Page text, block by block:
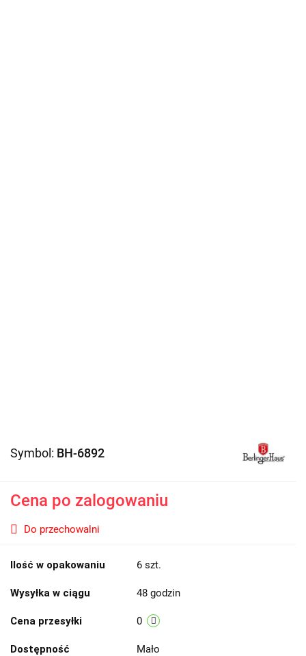
Symbol: BH-6892
Cena po zalogowaniu
Do przechowalni
Ilość w opakowaniu 6 szt.
Wysyłka w ciągu 48 godzin
Cena przesyłki 0
Dostępność Mało